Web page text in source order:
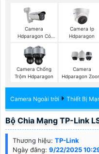
Camera
Hdparagon Có
Camera Ip
Hdparagon
Camera Chống
Trộm Hdparagon
Camera
Hdparagon
Camera Ngoài trời Thiết Bị
Bộ Chia Mạng TP-Link
Thương hiệu: TP-Link
Ngày đăng: 9/22/2025